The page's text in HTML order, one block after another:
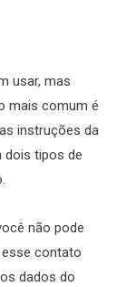
usar, mas
mais comum é
instruções da
dois tipos de
não pode
contato
dados do